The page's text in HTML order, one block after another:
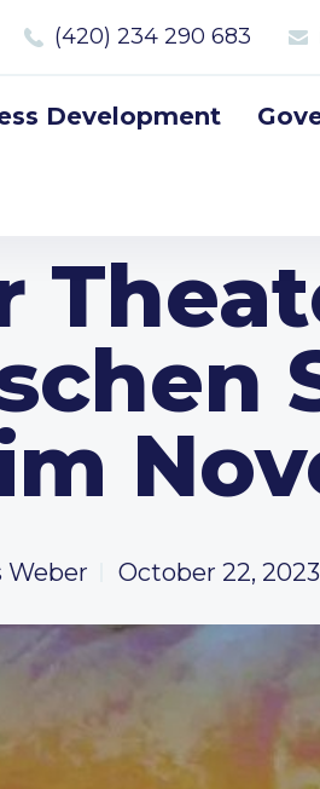
(420) 234 290 683
Development
Weber October 22, 2023